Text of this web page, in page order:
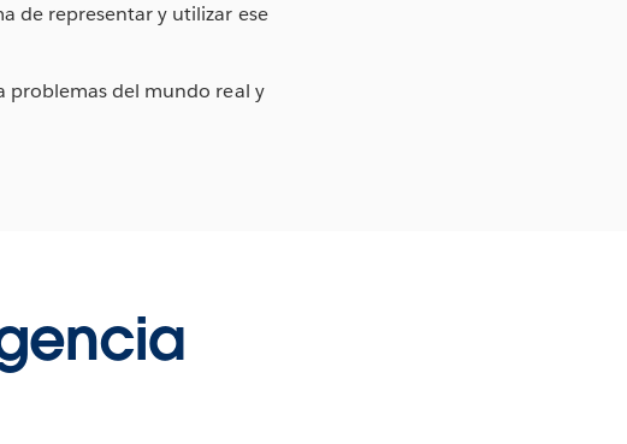
de representar y utilizar ese
problemas del mundo real y